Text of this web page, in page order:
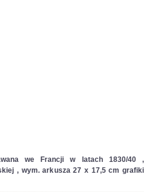
we Francji w latach 1830/40 ,
, wym. arkusza 27 x 17,5 cm grafiki